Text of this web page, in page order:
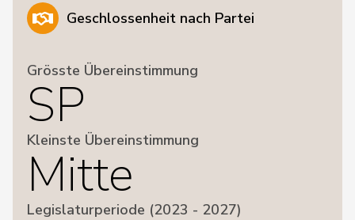
Geschlossenheit nach Partei
Grösste Übereinstimmung
SP
Kleinste Übereinstimmung
Mitte
Legislaturperiode (2023 - 2027)